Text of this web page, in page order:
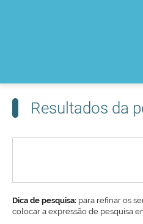
Resultados da
Dica de pesquisa: para refinar os
colocar a expressão de pesquisa